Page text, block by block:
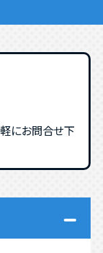
にお問合せ下